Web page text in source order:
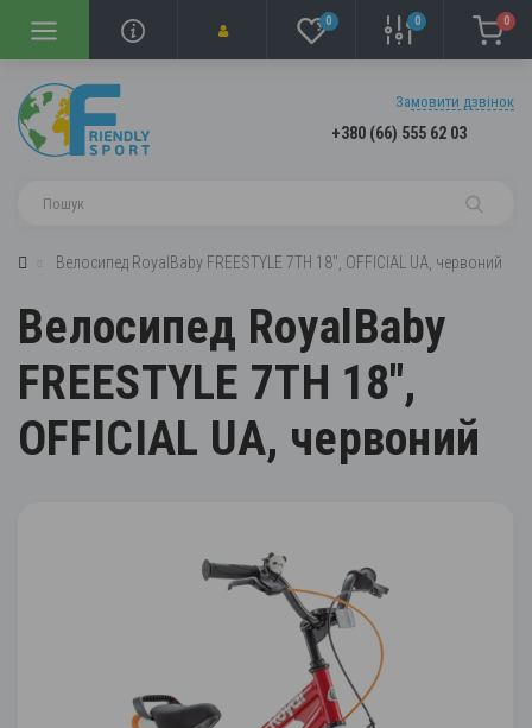
0 0 0
Замовити дзвінок
+380 (66) 555 62 03
Велосипед RoyalBaby FREESTYLE 7TH 18", OFFICIAL UA, червоний
Велосипед RoyalBaby
FREESTYLE 7TH 18",
OFFICIAL UA, червоний